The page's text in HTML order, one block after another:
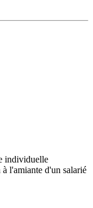
individuelle
l'amiante d'un salarié